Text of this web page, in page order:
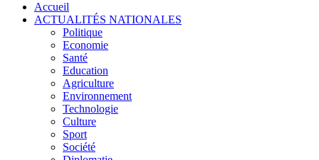
Accueil
ACTUALITÉS NATIONALES
Politique
Economie
Santé
Education
Agriculture
Environnement
Technologie
Culture
Sport
Société